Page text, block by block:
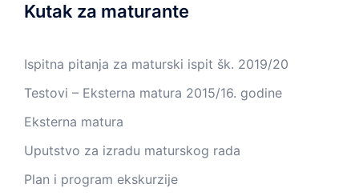
Kutak za maturante
Ispitna pitanja za maturski ispit šk. 2019/20
Testovi – Eksterna matura 2015/16. godine
Eksterna matura
Uputstvo za izradu maturskog rada
Plan i program ekskurzije